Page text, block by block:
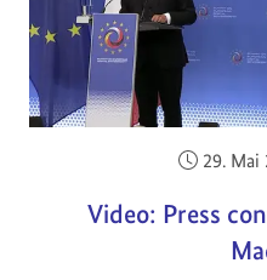
29. Mai
Video: Press